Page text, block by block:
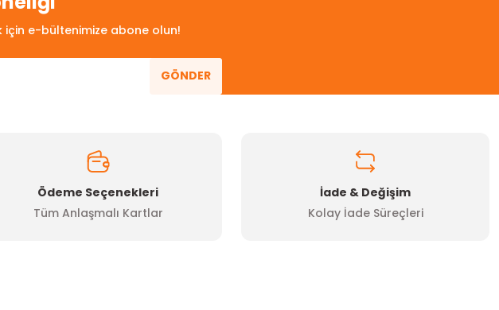
e-bültenimize abone olun!
GÖNDER
Ödeme Seçenekleri
Tüm Anlaşmalı Kartlar
İade & Değişim
Kolay İade Süreçleri